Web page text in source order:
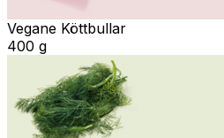
Vegane Köttbullar
400 g